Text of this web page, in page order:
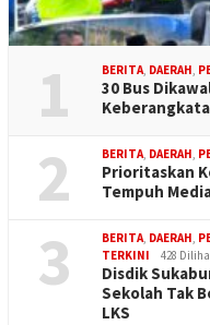
1 BERITA, DAERAH,
30 Bus
2 BERITA, DAERAH,
Prioritaskan
Tempuh
3 BERITA, DAERAH,
TERKINI
428
Disdik
Sekolah Tak
LKS